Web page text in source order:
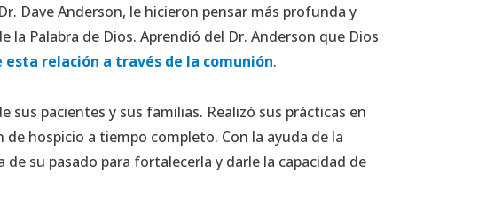
Dave Anderson, le hicieron pensar más profunda y
Palabra de Dios. Aprendió del Dr. Anderson que Dios
relación a través de la comunión.
pacientes y sus familias. Realizó sus prácticas en
hospicio a tiempo completo. Con la ayuda de la
su pasado para fortalecerla y darle la capacidad de